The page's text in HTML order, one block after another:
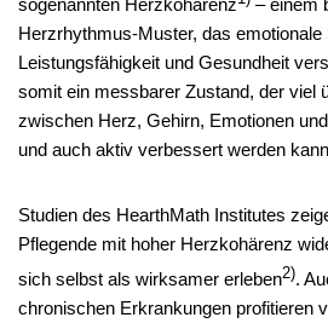
sogenannten Herzkohärenz
– einem
Herzrhythmus-Muster, das emotionale
Leistungsfähigkeit und Gesundheit
somit ein messbarer Zustand, der viel
zwischen Herz, Gehirn, Emotionen
und auch aktiv verbessert werden
Studien des HearthMath Institutes
Pflegende mit hoher Herzkohärenz
sich selbst als wirksamer erleben2).
chronischen Erkrankungen profitieren